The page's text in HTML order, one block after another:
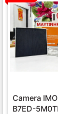
Camera
B7ED-